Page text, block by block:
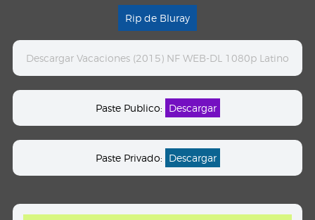
Rip de Bluray
Descargar Vacaciones (2015) NF WEB-DL 1080p Latino
Paste Publico: Descargar
Paste Privado: Descargar